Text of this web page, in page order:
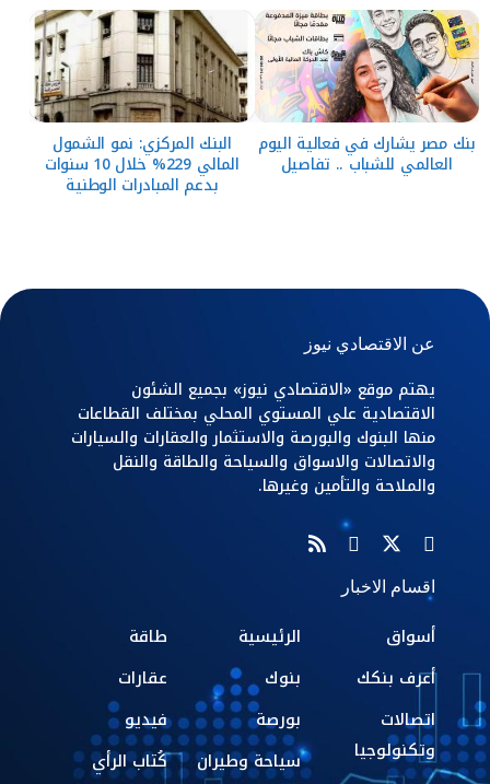
بنك مصر يشارك في فعالية اليوم
العالمي للشباب .. تفاصيل
البنك المركزي: نمو الشمول
المالي 229% خلال 10 سنوات
بدعم المبادرات الوطنية
عن الاقتصادي نيوز
يهتم موقع «الاقتصادي نيوز» بجميع الشئون
الاقتصادية علي المستوي المحلي بمختلف القطاعات
منها البنوك والبورصة والاستثمار والعقارات والسيارات
والاتصالات والاسواق والسياحة والطاقة والنقل
والملاحة والتأمين وغيرها.
اقسام الاخبار
أسواق
أعرف بنكك
اتصالات
وتكنولوجيا
الرئيسية
بنوك
بورصة
سياحة وطيران
طاقة
عقارات
فيديو
كُتاب الرأي